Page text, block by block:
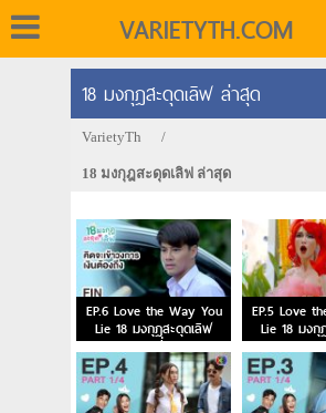
VARIETYTH.COM
18 มงกุฎสะดุดเลิฟ ล่าสุด
VarietyTh /
18 มงกุฎสะดุดเลิฟ ล่าสุด
EP.6 Love the Way You
Lie 18 มงกุฎสะดุดเลิฟ
ตอนที่ 6
EP.5 Love
Lie 18 มงกุ
ตอน